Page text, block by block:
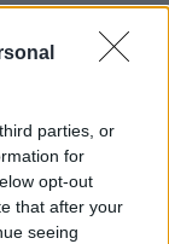
parties, or
for
opt-out
that after your
seeing